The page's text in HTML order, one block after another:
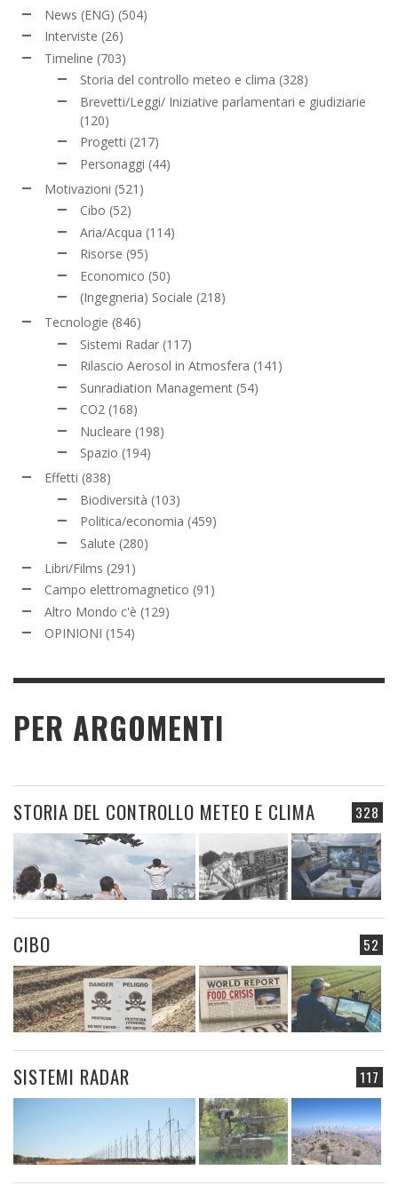
News (ENG) (504)
Interviste (26)
Timeline (703)
Storia del controllo meteo e clima (328)
Brevetti/Leggi/ Iniziative parlamentari e giudiziarie
(120)
Progetti (217)
Personaggi (44)
Motivazioni (521)
Cibo (52)
Aria/Acqua (114)
Risorse (95)
Economico (50)
(Ingegneria) Sociale (218)
Tecnologie (846)
Sistemi Radar (117)
Rilascio Aerosol in Atmosfera (141)
Sunradiation Management (54)
CO2 (168)
Nucleare (198)
Spazio (194)
Effetti (838)
Biodiversità (103)
Politica/economia (459)
Salute (280)
Libri/Films (291)
Campo elettromagnetico (91)
Altro Mondo c'è (129)
OPINIONI (154)
PER ARGOMENTI
328
STORIA DEL CONTROLLO METEO E CLIMA
52
CIBO
117
SISTEMI RADAR